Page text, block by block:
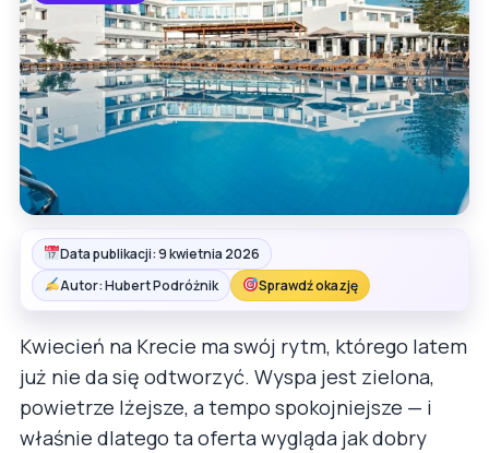
Data publikacji: 9 kwietnia 2026
Autor: Hubert Podróżnik
Sprawdź okazję
Kwiecień na Krecie ma swój rytm, którego latem
już nie da się odtworzyć. Wyspa jest zielona,
powietrze lżejsze, a tempo spokojniejsze — i
właśnie dlatego ta oferta wygląda jak dobry